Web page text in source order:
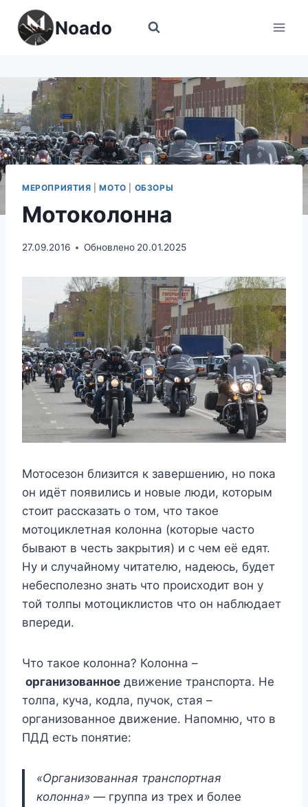
Перейти
содержимому
Noado
МЕРОПРИЯТИЯ |МОТО ОБЗОРЫ
Мотоколонна
27.09.2016 Обновлено 20.01.2025
Мотосезон близится к завершению, но пока
он идёт появились и новые люди, которым
стоит рассказать о том, что такое
мотоциклетная колонна (которые часто
бывают в честь закрытия) и с чем её едят.
Ну и случайному читателю, надеюсь, будет
небесполезно знать что происходит вон у
той толпы мотоциклистов что он наблюдает
впереди.
Что такое колонна? Колонна –
организованное движение транспорта. Не
толпа, куча, кодла, пучок, стая –
организованное движение. Напомню, что в
ПДД есть понятие:
«Организованная транспортная
колонна» — группа из трех и более